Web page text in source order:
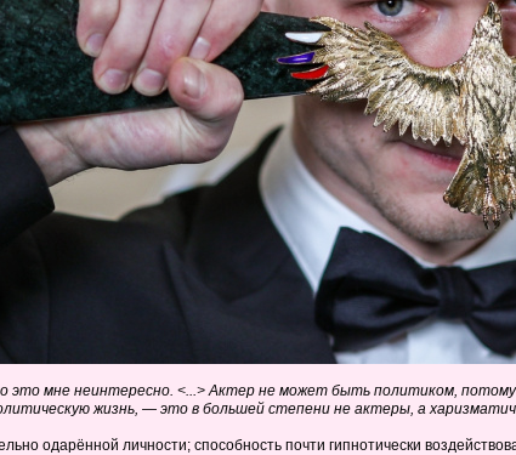
это мне неинтересно. <...> Актер не может быть политиком,
жизнь, — это в большей степени не актеры, а
одарённой личности; способность почти гипнотически